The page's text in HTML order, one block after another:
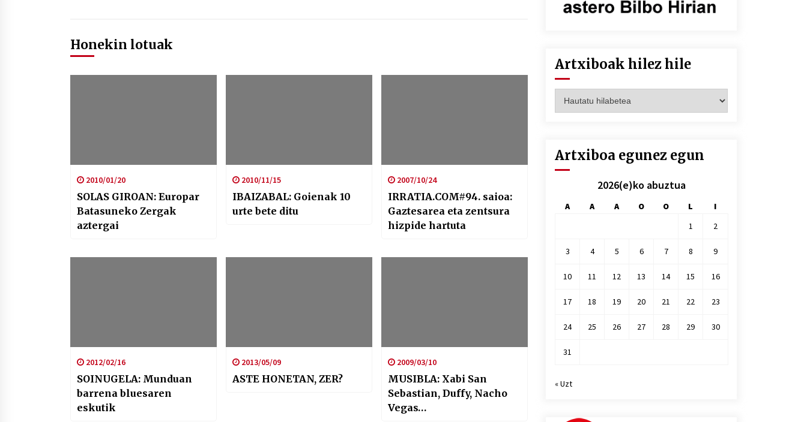
Honekin lotuak
2010/01/20
SOLAS GIROAN: Europar
Batasuneko Zergak
aztergai
2010/11/15
IBAIZABAL: Goienak 10
urte bete ditu
2007/10/24
IRRATIA.COM#94. saioa:
Gaztesarea eta zentsura
hizpide hartuta
2012/02/16
SOINUGELA: Munduan
barrena bluesaren
eskutik
2013/05/09
ASTE HONETAN, ZER?
2009/03/10
MUSIBLA: Xabi San
Sebastian, Duffy, Nacho
Vegas…
Artxiboak hilez hile
hilez
Artxiboa egunez egun
2026(e)ko abuztua
A A A O O L
I
1
2
3 4 5 6 7 8 9
10 11 12 13 14 15 16
17 18 19 20 21 22 23
24 25 26 27 28 29 30
31
« Uzt